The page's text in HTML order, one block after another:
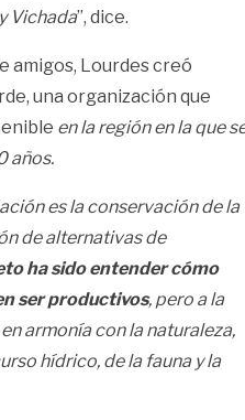
Vichada”, dice.
amigos, Lourdes creó
una organización que
en la región en la que
años.
es la conservación de la
de alternativas de
ha sido entender cómo
ser productivos, pero a la
armonía con la naturaleza,
hídrico, de la fauna y la